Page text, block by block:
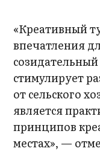
«Креативный
впечатления
стимулирует
от сельского
является
принципов
местах», —